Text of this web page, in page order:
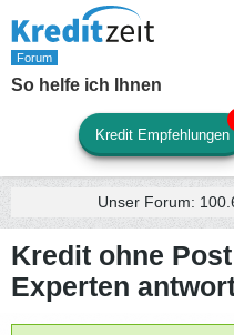
So helfe ich Ihnen
Kredit Empfehlungen
Unser Forum:
Kredit ohne
Experten